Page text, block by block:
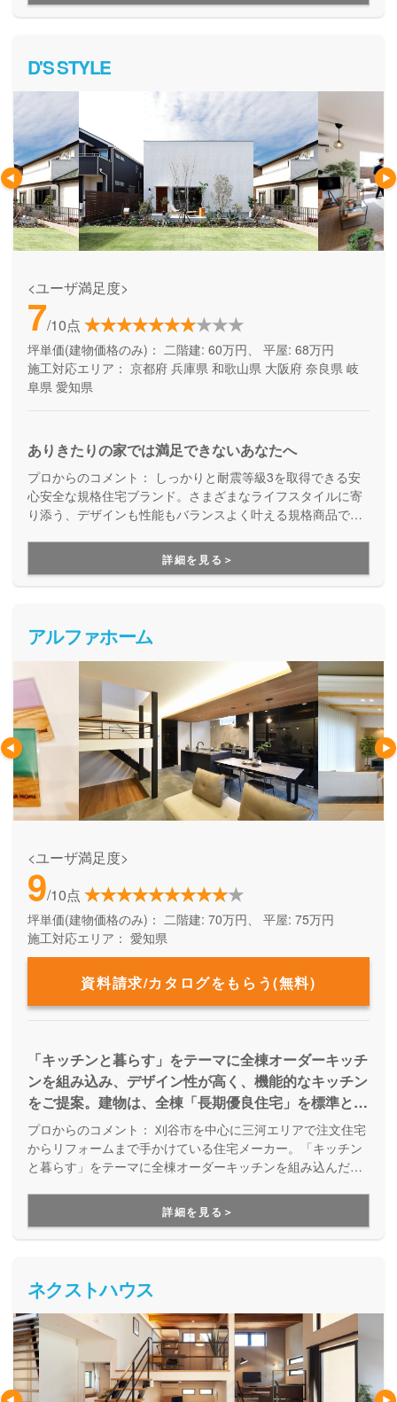
D'S STYLE
<ユーザ満足度>
7/10点
坪単価(建物価格のみ)： 二階建: 60万円、 平屋: 68万円
施工対応エリア： 京都府 兵庫県 和歌山県 大阪府 奈良県 岐
阜県 愛知県
ありきたりの家では満足できないあなたへ
プロからのコメント：
心安全な規格住宅ブランド。さまざまなライフスタイルに寄
り添う、デザインも性能もバランスよく叶える規格商品で
詳細を見る＞
アルファホーム
<ユーザ満足度>
9/10点
坪単価(建物価格のみ)： 二階建: 70万円、 平屋: 75万円
施工対応エリア： 愛知県
資料請求/カタログをもらう(無料)
「キッチンと暮らす」をテーマに全棟オーダーキッチ
ンを組み込み、デザイン性が高く、機能的なキッチン
をご提案。建物は、全棟「長期優良住宅」を標準と
し、末永く快適に暮らせる家、そしてメンテナンスの
しやすい家をつくります。 予算を抑えて、内装はお
洒落に、構造も頑丈で、省エネで断熱性の高い家がい
プロからのコメント：
からリフォームまで手かけている住宅メーカー。「キッチン
と暮らす」をテーマに全棟オーダーキッチンを組み込んだ家
に、一棟づつ丁寧な家づくり。手が届く価格でオーダーキッ
チンを組み込んだ理想の家を建てられる点が大きな強みで
す。
詳細を見る＞
ネクストハウス